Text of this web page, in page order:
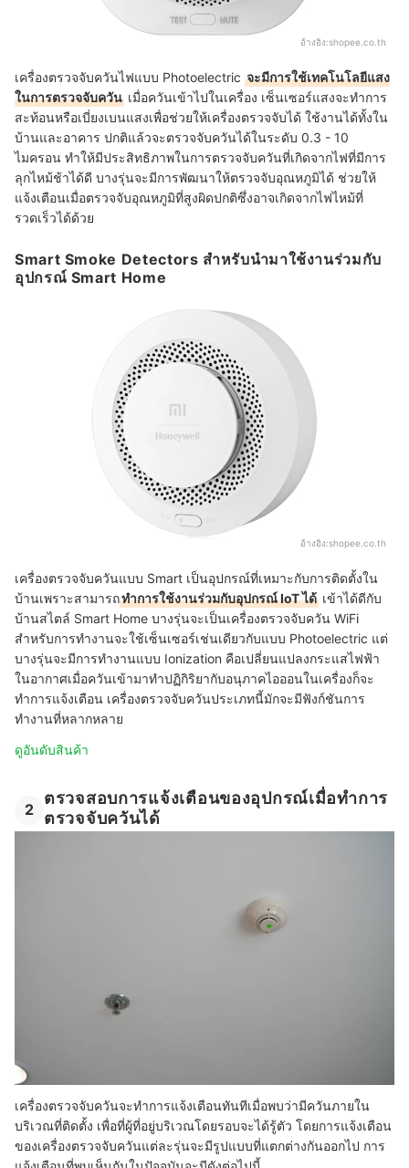
อ้างอิง:shopee.co.th
เครื่องตรวจจับควันไฟแบบ Photoelectric จะมีการใช้เทคโนโลยีแสง
ในการตรวจจับควัน เมื่อควันเข้าไปในเครื่อง เซ็นเซอร์แสงจะทำการ
สะท้อนหรือเบี่ยงเบนแสงเพื่อช่วยให้เครื่องตรวจจับได้ ใช้งานได้ทั้งใน
บ้านและอาคาร ปกติแล้วจะตรวจจับควันได้ในระดับ 0.3 - 10
ไมครอน ทำให้มีประสิทธิภาพในการตรวจจับควันที่เกิดจากไฟที่มีการ
ลุกไหม้ช้าได้ดี บางรุ่นจะมีการพัฒนาให้ตรวจจับอุณหภูมิได้ ช่วยให้
แจ้งเตือนเมื่อตรวจจับอุณหภูมิที่สูงผิดปกติซึ่งอาจเกิดจากไฟไหม้ที่
รวดเร็วได้ด้วย
Smart Smoke Detectors สำหรับนำมาใช้งานร่วมกับ
อุปกรณ์ Smart Home
อ้างอิง:shopee.co.th
เครื่องตรวจจับควันแบบ Smart เป็นอุปกรณ์ที่เหมาะกับการติดตั้งใน
บ้านเพราะสามารถทำการใช้งานร่วมกับอุปกรณ์ IoT ได้ เข้าได้ดีกับ
บ้านสไตล์ Smart Home บางรุ่นจะเป็นเครื่องตรวจจับควัน WiFi
สำหรับการทำงานจะใช้เซ็นเซอร์เช่นเดียวกับแบบ Photoelectric แต่
บางรุ่นจะมีการทำงานแบบ Ionization คือเปลี่ยนแปลงกระแสไฟฟ้า
ในอากาศเมื่อควันเข้ามาทำปฏิกิริยากับอนุภาคไอออนในเครื่องก็จะ
ทำการแจ้งเตือน เครื่องตรวจจับควันประเภทนี้มักจะมีฟังก์ชันการ
ทำงานที่หลากหลาย
ดูอันดับสินค้า
2
ตรวจสอบการแจ้งเตือนของอุปกรณ์เมื่อทำการ
ตรวจจับควันได้
เครื่องตรวจจับควันจะทำการแจ้งเตือนทันทีเมื่อพบว่ามีควันภายใน
บริเวณที่ติดตั้ง เพื่อที่ผู้ที่อยู่บริเวณโดยรอบจะได้รู้ตัว โดยการแจ้งเตือน
ของเครื่องตรวจจับควันแต่ละรุ่นจะมีรูปแบบที่แตกต่างกันออกไป การ